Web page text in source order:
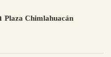
Plaza Chimlahuacán